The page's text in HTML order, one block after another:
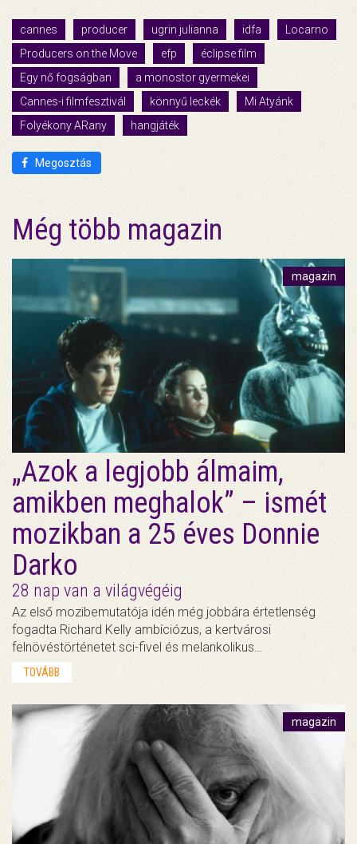
cannes producer ugrin julianna idfa
Locarno
Producers on the Move
efp
éclipse film
Egy nő fogságban
a monostor gyermekei
Cannes-i filmfesztivál
könnyű leckék
Mi Atyánk
Folyékony ARany
hangjáték
Megosztás
Még több magazin
magazin
„Azok a legjobb álmaim,
amikben meghalok” – ismét
mozikban a 25 éves Donnie
Darko
28 nap van a világvégéig
Az első mozibemutatója idén még jobbára értetlenség
fogadta Richard Kelly ambíciózus, a kertvárosi
felnövéstörténetet sci-fivel és melankolikus…
TOVÁBB
magazin